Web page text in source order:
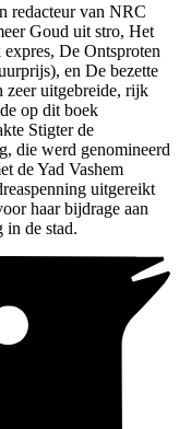
redacteur van NRC
Goud uit stro, Het
De Ontsproten
en De bezette
zeer uitgebreide, rijk
op dit boek
Stigter de
die werd genomineerd
de Yad Vashem
uitgereikt
haar bijdrage aan
in de stad.